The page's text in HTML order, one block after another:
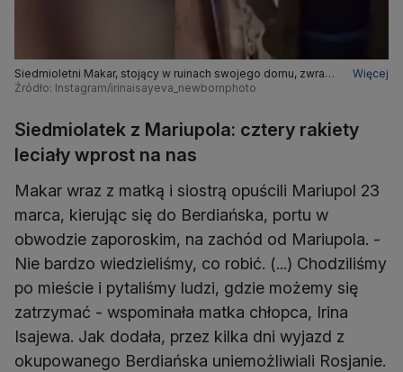
Siedmioletni Makar, stojący w ruinach swojego domu, zwraca
się do "rosyjskich wyzwolicieli"
Więcej
Źródło: Instagram/irinaisayeva_newbornphoto
Siedmiolatek z Mariupola: cztery rakiety
leciały wprost na nas
Makar wraz z matką i siostrą opuścili Mariupol 23
marca, kierując się do Berdiańska, portu w
obwodzie zaporoskim, na zachód od Mariupola. -
Nie bardzo wiedzieliśmy, co robić. (...) Chodziliśmy
po mieście i pytaliśmy ludzi, gdzie możemy się
zatrzymać - wspominała matka chłopca, Irina
Isajewa. Jak dodała, przez kilka dni wyjazd z
okupowanego Berdiańska uniemożliwiali Rosjanie.